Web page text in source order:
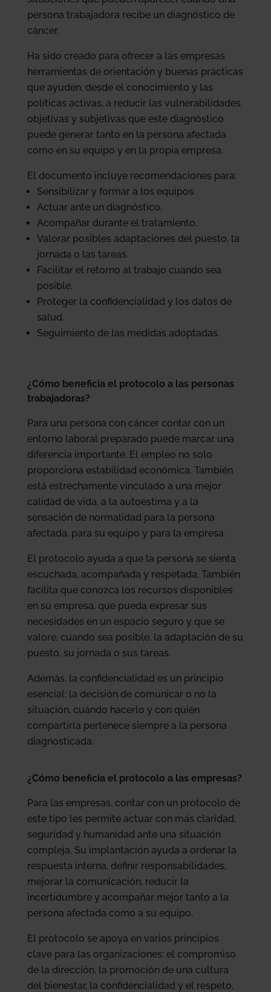
persona trabajadora recibe un diagnóstico de
cáncer.
Ha sido creado para ofrecer a las empresas
herramientas de orientación y buenas prácticas
que ayuden, desde el conocimiento y las
políticas activas, a reducir las vulnerabilidades
objetivas y subjetivas que este diagnóstico
puede generar tanto en la persona afectada
como en su equipo y en la propia empresa.
El documento incluye recomendaciones para:
Sensibilizar y formar a los equipos.
Actuar ante un diagnóstico.
Acompañar durante el tratamiento.
Valorar posibles adaptaciones del puesto, la
jornada o las tareas.
Facilitar el retorno al trabajo cuando sea
posible.
Proteger la confidencialidad y los datos de
salud.
Seguimiento de las medidas adoptadas.
¿Cómo beneficia el protocolo a las personas
trabajadoras?
Para una persona con cáncer contar con un
entorno laboral preparado puede marcar una
diferencia importante. El empleo no solo
proporciona estabilidad económica. También
está estrechamente vinculado a una mejor
calidad de vida, a la autoestima y a la
sensación de normalidad para la persona
afectada, para su equipo y para la empresa.
El protocolo ayuda a que la persona se sienta
escuchada, acompañada y respetada. También
facilita que conozca los recursos disponibles
en su empresa, que pueda expresar sus
necesidades en un espacio seguro y que se
valore, cuando sea posible, la adaptación de su
puesto, su jornada o sus tareas.
Además, la confidencialidad es un principio
esencial: la decisión de comunicar o no la
situación, cuándo hacerlo y con quién
compartirla pertenece siempre a la persona
diagnosticada.
¿Cómo beneficia el protocolo a las empresas?
Para las empresas, contar con un protocolo de
este tipo les permite actuar con más claridad,
seguridad y humanidad ante una situación
compleja. Su implantación ayuda a ordenar la
respuesta interna, definir responsabilidades,
mejorar la comunicación, reducir la
incertidumbre y acompañar mejor tanto a la
persona afectada como a su equipo.
El protocolo se apoya en varios principios
clave para las organizaciones: el compromiso
de la dirección, la promoción de una cultura
del bienestar, la confidencialidad y el respeto,